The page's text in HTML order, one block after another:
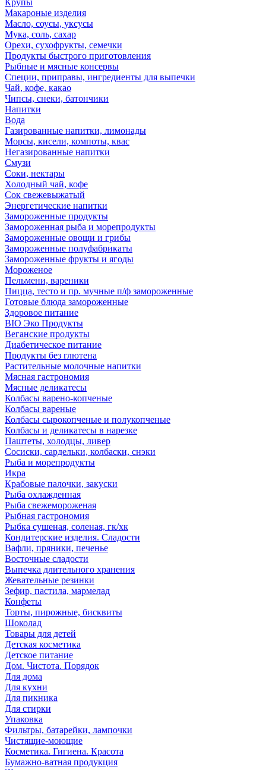
Крупы
Макароные изделия
Масло, соусы, уксусы
Мука, соль, сахар
Орехи, сухофрукты, семечки
Продукты быстрого приготовления
Рыбные и мясные консервы
Специи, приправы, ингредиенты для выпечки
Чай, кофе, какао
Чипсы, снеки, батончики
Напитки
Вода
Газированные напитки, лимонады
Морсы, кисели, компоты, квас
Негазированные напитки
Смузи
Соки, нектары
Холодный чай, кофе
Сок свежевыжатый
Энергетические напитки
Замороженные продукты
Замороженная рыба и морепродукты
Замороженные овощи и грибы
Замороженные полуфабрикаты
Замороженные фрукты и ягоды
Мороженое
Пельмени, вареники
Пицца, тесто и пр. мучные п/ф замороженные
Готовые блюда замороженные
Здоровое питание
BIO Эко Продукты
Веганские продукты
Диабетическое питание
Продукты без глютена
Растительные молочные напитки
Мясная гастрономия
Мясные деликатесы
Колбасы варено-копченые
Колбасы вареные
Колбасы сырокопченые и полукопченые
Колбасы и деликатесы в нарезке
Паштеты, холодцы, ливер
Сосиски, сардельки, колбаски, снэки
Рыба и морепродукты
Икра
Крабовые палочки, закуски
Рыба охлажденная
Рыба свежемороженая
Рыбная гастрономия
Рыбка сушеная, соленая, гк/хк
Кондитерские изделия. Сладости
Вафли, пряники, печенье
Восточные сладости
Выпечка длительного хранения
Жевательные резинки
Зефир, пастила, мармелад
Конфеты
Торты, пирожные, бисквиты
Шоколад
Товары для детей
Детская косметика
Детское питание
Дом. Чистота. Порядок
Для дома
Для кухни
Для пикника
Для стирки
Упаковка
Фильтры, батарейки, лампочки
Чистящие-моющие
Косметика. Гигиена. Красота
Бумажно-ватная продукция